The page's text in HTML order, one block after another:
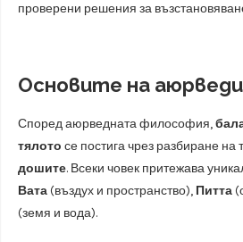
проверени решения за
Основите на
Според аюрведната философия,
тялото се постига чрез разбиране на
дошите. Всеки човек притежава
Вата(въздух и пространство), Питта
(земя и вода).